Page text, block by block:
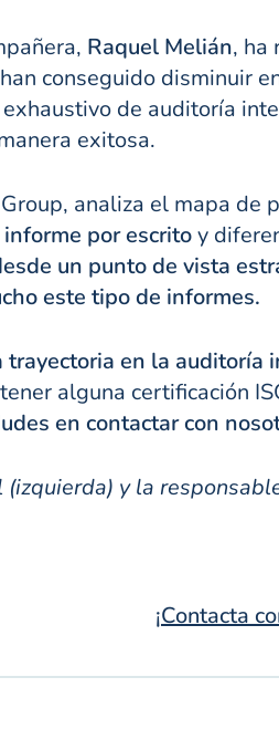
Raquel Melián, ha
conseguido disminuir
de auditoría
exitosa.
analiza el mapa de
informe por escritoy
un punto de vista
este tipo de informes.
trayectoria en la auditoría
alguna certificación
en contactar con
y la
¡Contacta